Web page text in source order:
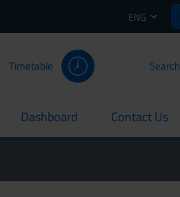
ENG
Timetable Search
Dashboard
current Contact Us
current